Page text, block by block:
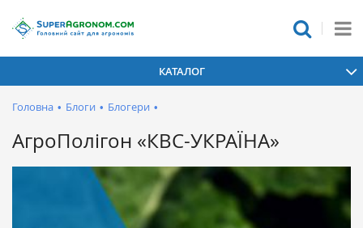
КАТАЛОГ
Головна • Блоги • Блогери •
АгроПолігон «КВС-УКРАЇНА»